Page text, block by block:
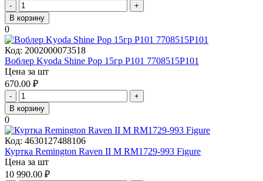
-
+
В корзину
0
Код: 2002000073518
Воблер Kyoda Shine Pop 15гр P101 7708515P101
Цена за шт
670.00 ₽
-
+
В корзину
0
Код: 4630127488106
Куртка Remington Raven II M RM1729-993 Figure
Цена за шт
10 990.00 ₽